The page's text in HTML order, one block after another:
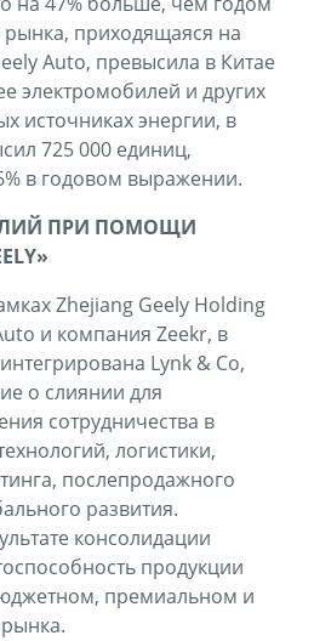
приходящаяся на
Auto, превысила в Китае
электромобилей и других
источниках энергии, в
725 000 единиц,
в годовом выражении.
ПРИ ПОМОЩИ
Zhejiang Geely Holding
и компания Zeekr, в
Lynk & Co,
о слиянии для
сотрудничества в
логистики,
послепродажного
развития.
консолидации
продукции
премиальном и